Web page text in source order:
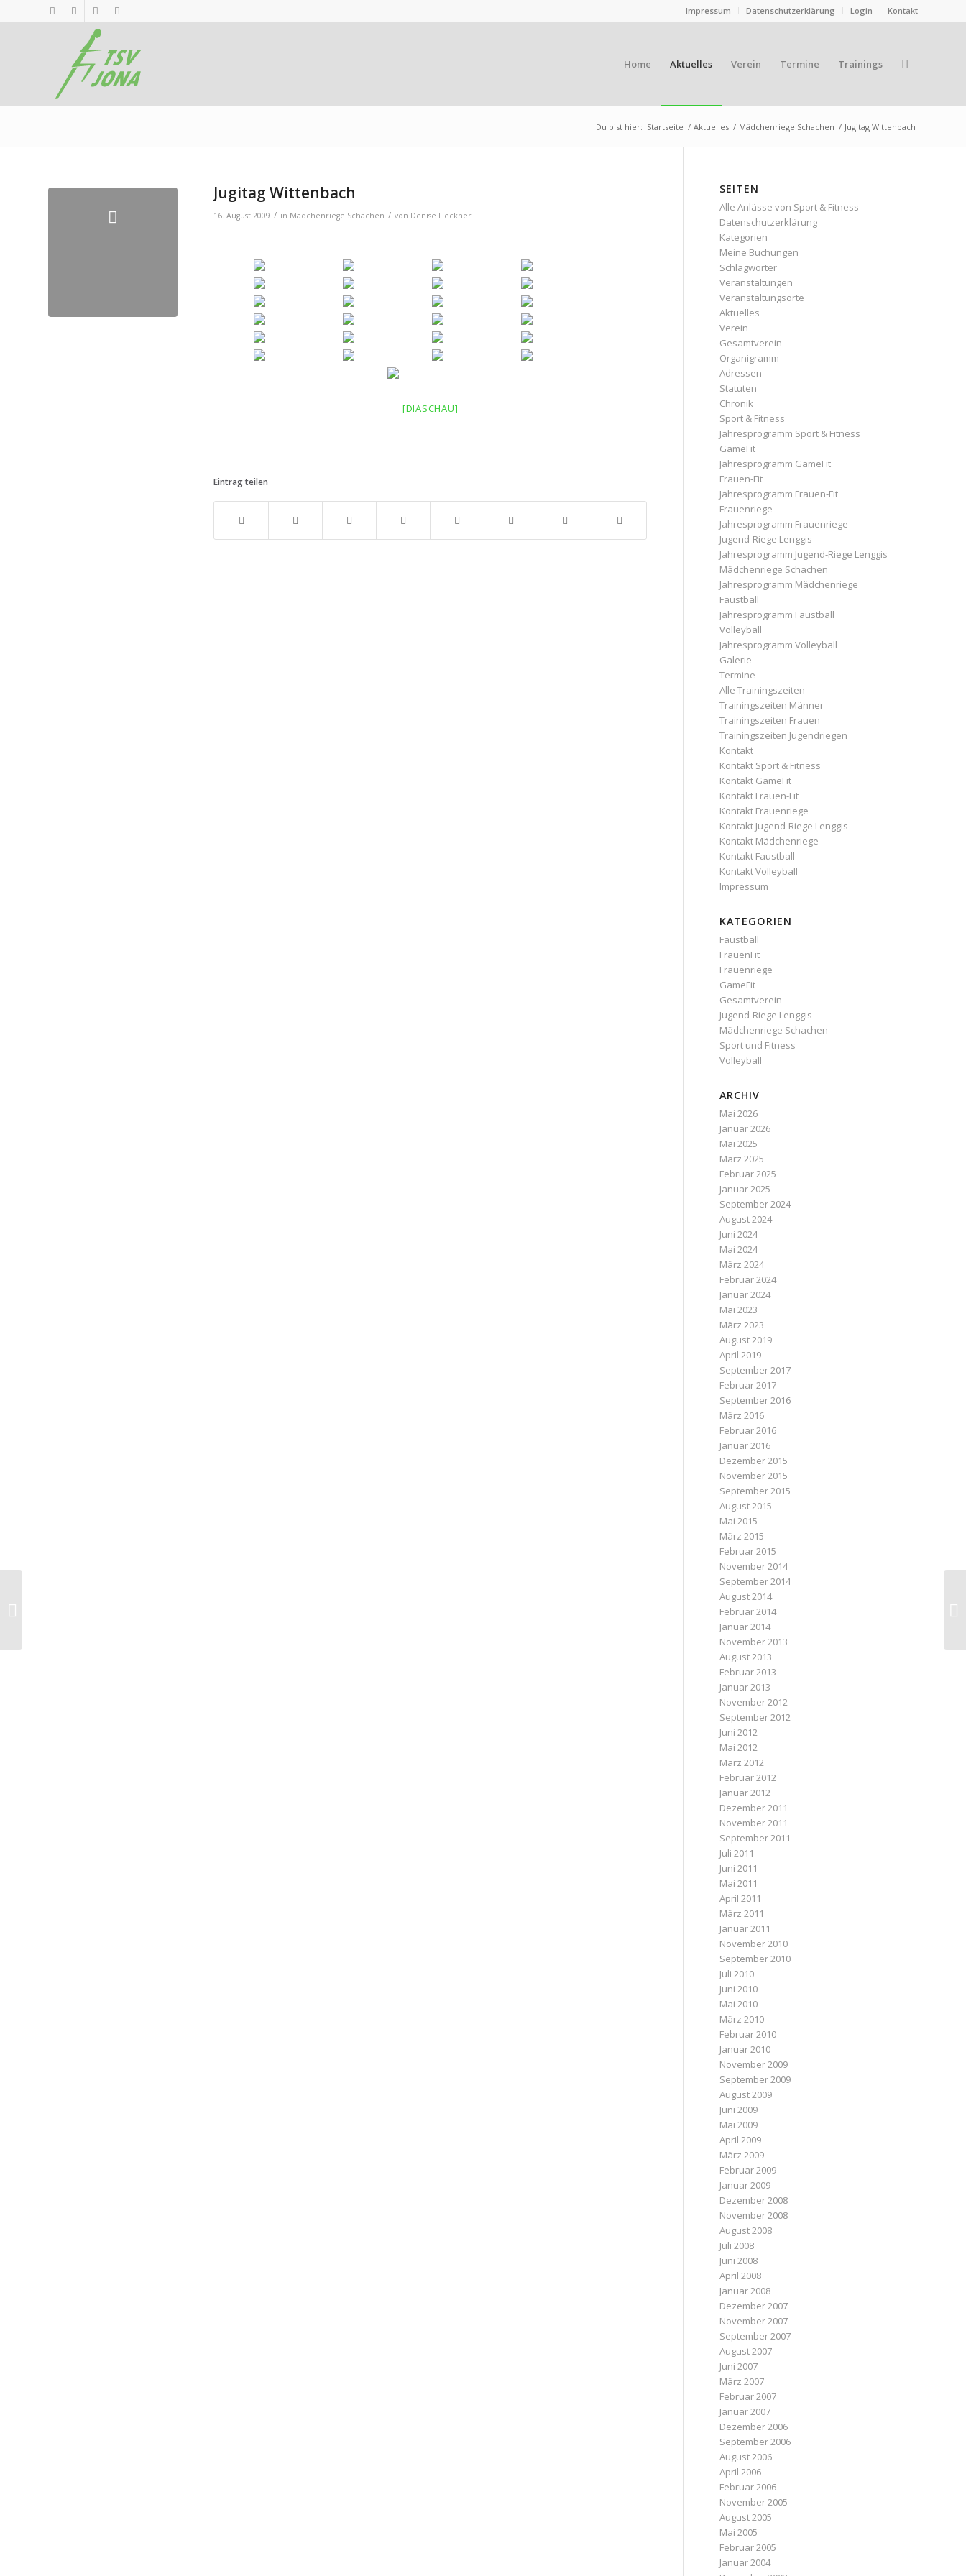
Impressum Datenschutzerklärung Login Kontakt
Home Aktuelles Verein Termine Trainings
Du bist hier: Startseite / Aktuelles / Mädchenriege Schachen / Jugitag Wittenbach
Jugitag Wittenbach
16. August 2009 / in Mädchenriege Schachen / von Denise Fleckner
[DIASCHAU]
Eintrag teilen
SEITEN
Alle Anlässe von Sport & Fitness
Datenschutzerklärung
Kategorien
Meine Buchungen
Schlagwörter
Veranstaltungen
Veranstaltungsorte
Aktuelles
Verein
Gesamtverein
Organigramm
Adressen
Statuten
Chronik
Sport & Fitness
Jahresprogramm Sport & Fitness
GameFit
Jahresprogramm GameFit
Frauen-Fit
Jahresprogramm Frauen-Fit
Frauenriege
Jahresprogramm Frauenriege
Jugend-Riege Lenggis
Jahresprogramm Jugend-Riege Lenggis
Mädchenriege Schachen
Jahresprogramm Mädchenriege
Faustball
Jahresprogramm Faustball
Volleyball
Jahresprogramm Volleyball
Galerie
Termine
Alle Trainingszeiten
Trainingszeiten Männer
Trainingszeiten Frauen
Trainingszeiten Jugendriegen
Kontakt
Kontakt Sport & Fitness
Kontakt GameFit
Kontakt Frauen-Fit
Kontakt Frauenriege
Kontakt Jugend-Riege Lenggis
Kontakt Mädchenriege
Kontakt Faustball
Kontakt Volleyball
Impressum
KATEGORIEN
Faustball
FrauenFit
Frauenriege
GameFit
Gesamtverein
Jugend-Riege Lenggis
Mädchenriege Schachen
Sport und Fitness
Volleyball
ARCHIV
Mai 2026
Januar 2026
Mai 2025
März 2025
Februar 2025
Januar 2025
September 2024
August 2024
Juni 2024
Mai 2024
März 2024
Februar 2024
Januar 2024
Mai 2023
März 2023
August 2019
April 2019
September 2017
Februar 2017
September 2016
März 2016
Februar 2016
Januar 2016
Dezember 2015
November 2015
September 2015
August 2015
Mai 2015
März 2015
Februar 2015
November 2014
September 2014
August 2014
Februar 2014
Januar 2014
November 2013
August 2013
Februar 2013
Januar 2013
November 2012
September 2012
Juni 2012
Mai 2012
März 2012
Februar 2012
Januar 2012
Dezember 2011
November 2011
September 2011
Juli 2011
Juni 2011
Mai 2011
April 2011
März 2011
Januar 2011
November 2010
September 2010
Juli 2010
Juni 2010
Mai 2010
März 2010
Februar 2010
Januar 2010
November 2009
September 2009
August 2009
Juni 2009
Mai 2009
April 2009
März 2009
Februar 2009
Januar 2009
Dezember 2008
November 2008
August 2008
Juli 2008
Juni 2008
April 2008
Januar 2008
Dezember 2007
November 2007
September 2007
August 2007
Juni 2007
März 2007
Februar 2007
Januar 2007
Dezember 2006
September 2006
August 2006
April 2006
Februar 2006
November 2005
August 2005
Mai 2005
Februar 2005
Januar 2004